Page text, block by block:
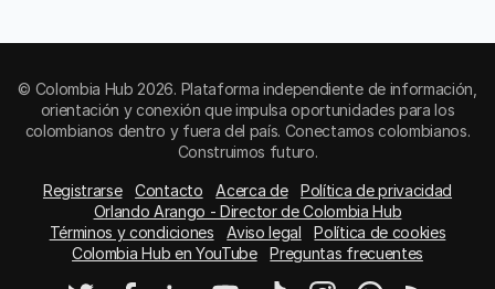
© Colombia Hub 2026. Plataforma independiente de información,
orientación y conexión que impulsa oportunidades para los
colombianos dentro y fuera del país. Conectamos colombianos.
Construimos futuro.
Registrarse Contacto Acerca de
Política de privacidad
Orlando Arango - Director de Colombia Hub
Términos y condiciones
Aviso legal
Política de cookies
Colombia Hub en YouTube
Preguntas frecuentes